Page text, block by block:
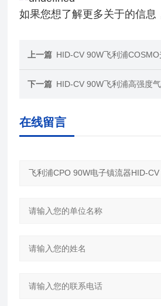
如果您想了解更多关于的信息
上一篇 HID-CV 90W飞利浦
下一篇 HID-CV 90W飞利浦高强度气体放电灯
在线留言